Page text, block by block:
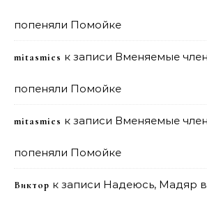
попеняли Помойке
mitasmies к записи Вменяемые
попеняли Помойке
mitasmies к записи Вменяемые
попеняли Помойке
Виктор к записи Надеюсь, Мадяр